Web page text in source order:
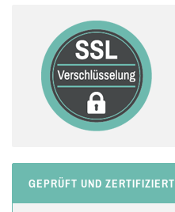
GEPRÜFT UND ZERTIFIZIERT